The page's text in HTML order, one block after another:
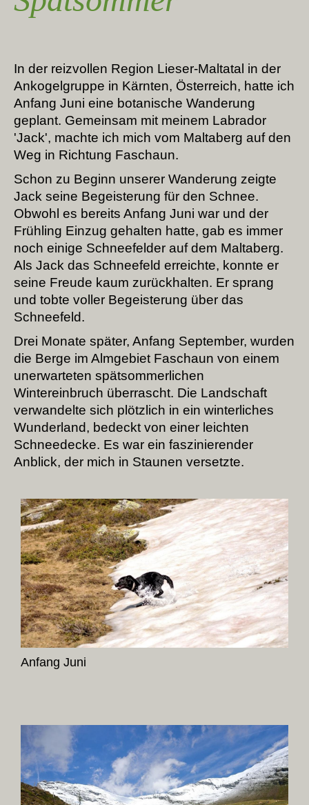
In der reizvollen Region Lieser-Maltatal in der
Ankogelgruppe in Kärnten, Österreich, hatte ich
Anfang Juni eine botanische Wanderung
geplant. Gemeinsam mit meinem Labrador
'Jack', machte ich mich vom Maltaberg auf den
Weg in Richtung Faschaun.
Schon zu Beginn unserer Wanderung zeigte
Jack seine Begeisterung für den Schnee.
Obwohl es bereits Anfang Juni war und der
Frühling Einzug gehalten hatte, gab es immer
noch einige Schneefelder auf dem Maltaberg.
Als Jack das Schneefeld erreichte, konnte er
seine Freude kaum zurückhalten. Er sprang
und tobte voller Begeisterung über das
Schneefeld.
Drei Monate später, Anfang September, wurden
die Berge im Almgebiet Faschaun von einem
unerwarteten spätsommerlichen
Wintereinbruch überrascht. Die Landschaft
verwandelte sich plötzlich in ein winterliches
Wunderland, bedeckt von einer leichten
Schneedecke. Es war ein faszinierender
Anblick, der mich in Staunen versetzte.
Anfang Juni